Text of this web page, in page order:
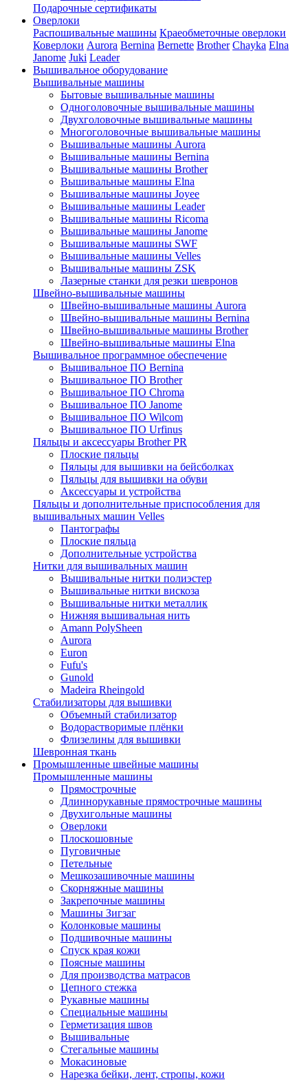
Подарочные сертификаты
Оверлоки
Распошивальные машины Краеобметочные оверлоки
Коверлоки Aurora Bernina Bernette Brother Chayka Elna
Janome Juki Leader
Вышивальное оборудование
Вышивальные машины
Бытовые вышивальные машины
Одноголовочные вышивальные машины
Двухголовочные вышивальные машины
Многоголовочные вышивальные машины
Вышивальные машины Aurora
Вышивальные машины Bernina
Вышивальные машины Brother
Вышивальные машины Elna
Вышивальные машины Joyee
Вышивальные машины Leader
Вышивальные машины Ricoma
Вышивальные машины Janome
Вышивальные машины SWF
Вышивальные машины Velles
Вышивальные машины ZSK
Лазерные станки для резки шевронов
Швейно-вышивальные машины
Швейно-вышивальные машины Aurora
Швейно-вышивальные машины Bernina
Швейно-вышивальные машины Brother
Швейно-вышивальные машины Elna
Вышивальное программное обеспечение
Вышивальное ПО Bernina
Вышивальное ПО Brother
Вышивальное ПО Chroma
Вышивальное ПО Janome
Вышивальное ПО Wilcom
Вышивальное ПО Urfinus
Пяльцы и аксессуары Brother PR
Плоские пяльцы
Пяльцы для вышивки на бейсболках
Пяльцы для вышивки на обуви
Аксессуары и устройства
Пяльцы и дополнительные приспособления для
вышивальных машин Velles
Пантографы
Плоские пяльца
Дополнительные устройства
Нитки для вышивальных машин
Вышивальные нитки полиэстер
Вышивальные нитки вискоза
Вышивальные нитки металлик
Нижняя вышивальная нить
Amann PolySheen
Aurora
Euron
Fufu's
Gunold
Madeira Rheingold
Стабилизаторы для вышивки
Объемный стабилизатор
Водорастворимые плёнки
Флизелины для вышивки
Шевронная ткань
Промышленные швейные машины
Промышленные машины
Прямострочные
Длиннорукавные прямострочные машины
Двухигольные машины
Оверлоки
Плоскошовные
Пуговичные
Петельные
Мешкозашивочные машины
Скорняжные машины
Закрепочные машины
Машины Зигзаг
Колонковые машины
Подшивочные машины
Спуск края кожи
Поясные машины
Для производства матрасов
Цепного стежка
Рукавные машины
Специальные машины
Герметизация швов
Вышивальные
Стегальные машины
Мокасиновые
Нарезка бейки, лент, стропы, кожи